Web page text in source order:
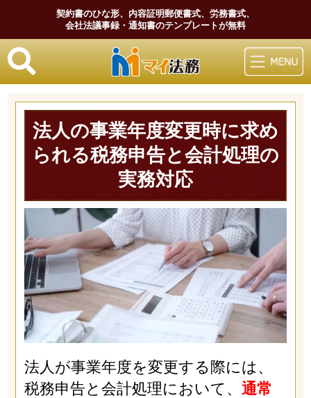
契約書のひな形、内容証明郵便書式、労務書式、
会社法議事録・通知書のテンプレートが無料
マイ法務
法人の事業年度変更時に求め
られる税務申告と会計処理の
実務対応
法人が事業年度を変更する際には、
税務申告と会計処理において、 通常